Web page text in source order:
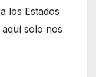
los Estados
solo nos